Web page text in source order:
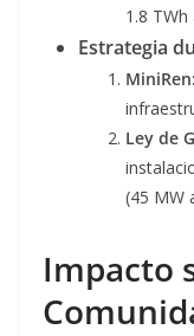
1.8 TWh
Estrategia
MiniRen:
Ley de
(45 MW
Impacto